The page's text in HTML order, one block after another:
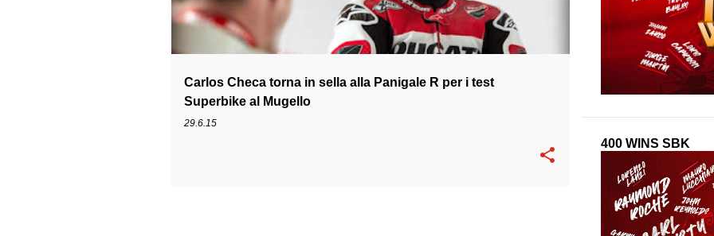
Carlos Checa torna in sella alla Panigale R per i test
Superbike al Mugello
29.6.15
400 WINS SBK